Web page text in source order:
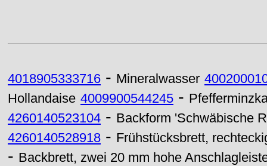
4018905333716 - Mineralwasser
Hollandaise 4009900544245 -
4260140523104 - Backform 'Schwäbische
4260140528918 - Frühstücksbrett,
- Backbrett, zwei 20 mm hohe